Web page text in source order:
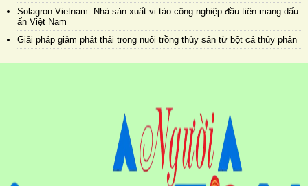
Solagron Vietnam: Nhà sản xuất vi tảo công nghiệp đầu tiên mang dấu
ấn Việt Nam
Giải pháp giảm phát thải trong nuôi trồng thủy sản từ bột cá thủy phân